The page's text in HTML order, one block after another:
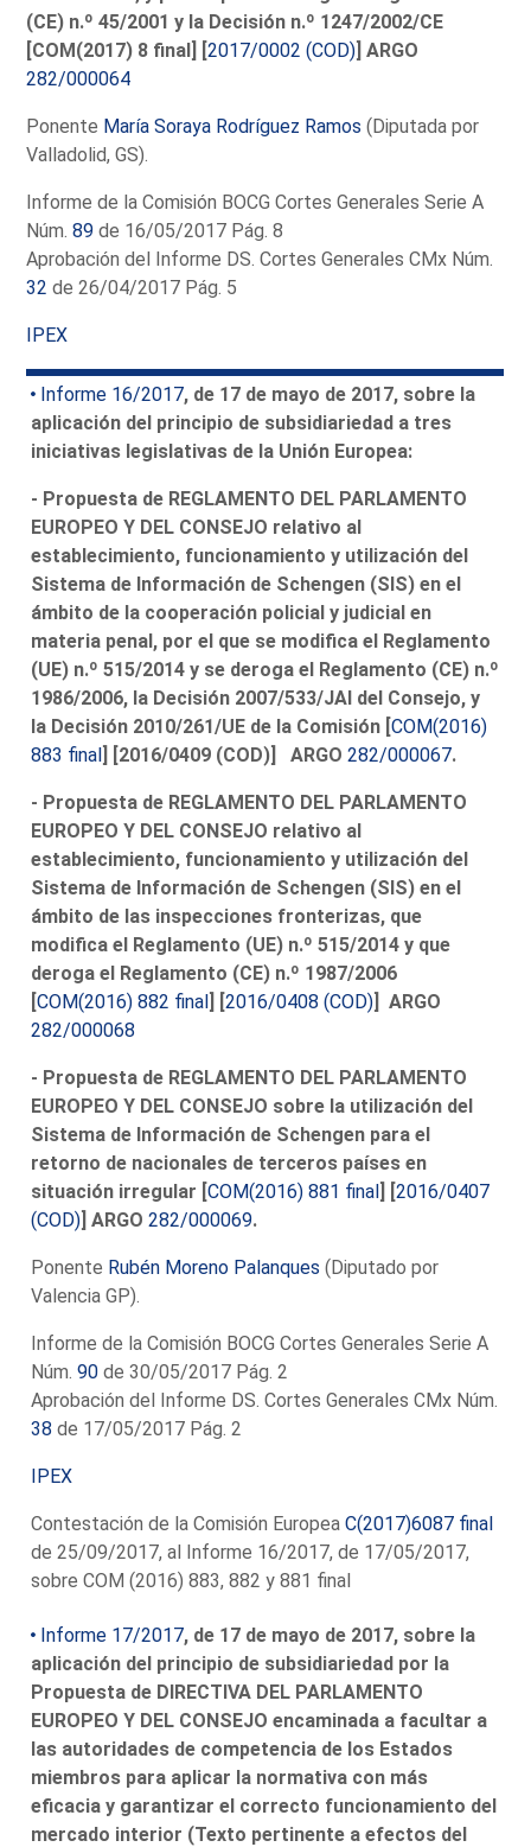
(CE) n.º 45/2001 y la Decisión n.º 1247/2002/CE
[COM(2017) 8 final] [2017/0002 (COD)] ARGO
282/000064
Ponente María Soraya Rodríguez Ramos (Diputada por
Valladolid, GS).
Informe de la Comisión BOCG Cortes Generales Serie A
Núm.89 de 16/05/2017 Pág. 8
Aprobación del Informe DS. Cortes Generales CMx Núm.
32 de 26/04/2017 Pág. 5
IPEX
Informe 16/2017, de 17 de mayo de 2017, sobre la
aplicación del principio de subsidiariedad a tres
iniciativas legislativas de la Unión Europea:
- Propuesta de REGLAMENTO DEL PARLAMENTO
EUROPEO Y DEL CONSEJO relativo al
establecimiento, funcionamiento y utilización del
Sistema de Información de Schengen (SIS) en el
ámbito de la cooperación policial y judicial en
materia penal, por el que se modifica el Reglamento
(UE) n.º 515/2014 y se deroga el Reglamento (CE) n.º
1986/2006, la Decisión 2007/533/JAI del Consejo, y
la Decisión 2010/261/UE de la Comisión [COM(2016)
883 final] [2016/0409 (COD)] ARGO282/000067.
- Propuesta de REGLAMENTO DEL PARLAMENTO
EUROPEO Y DEL CONSEJO relativo al
establecimiento, funcionamiento y utilización del
Sistema de Información de Schengen (SIS) en el
ámbito de las inspecciones fronterizas, que
modifica el Reglamento (UE) n.º 515/2014 y que
deroga el Reglamento (CE) n.º 1987/2006
[COM(2016) 882 final] [2016/0408 (COD)] ARGO
282/000068
- Propuesta de REGLAMENTO DEL PARLAMENTO
EUROPEO Y DEL CONSEJO sobre la utilización del
Sistema de Información de Schengen para el
retorno de nacionales de terceros países en
situación irregular [COM(2016) 881 final] [2016/0407
(COD)] ARGO282/000069.
Ponente Rubén Moreno Palanques (Diputado por
Valencia GP).
Informe de la Comisión BOCG Cortes Generales Serie A
Núm.90 de 30/05/2017 Pág. 2
Aprobación del Informe DS. Cortes Generales CMx Núm.
38 de 17/05/2017 Pág. 2
IPEX
Contestación de la Comisión EuropeaC(2017)6087 final
de 25/09/2017, al Informe 16/2017, de 17/05/2017,
sobre COM (2016) 883, 882 y 881 final
Informe 17/2017, de 17 de mayo de 2017, sobre la
aplicación del principio de subsidiariedad por la
Propuesta de DIRECTIVA DEL PARLAMENTO
EUROPEO Y DEL CONSEJO encaminada a facultar a
las autoridades de competencia de los Estados
miembros para aplicar la normativa con más
eficacia y garantizar el correcto funcionamiento del
mercado interior (Texto pertinente a efectos del